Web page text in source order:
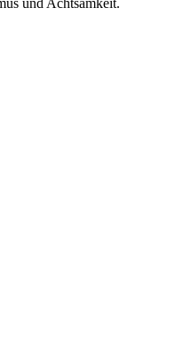
und Achtsamkeit.